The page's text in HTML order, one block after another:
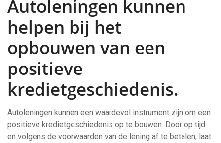
Autoleningen kunnen
helpen bij het
opbouwen van een
positieve
kredietgeschiedenis.
Autoleningen kunnen een waardevol instrument zijn om een
positieve kredietgeschiedenis op te bouwen. Door op tijd
en volgens de voorwaarden van de lening af te betalen, laat